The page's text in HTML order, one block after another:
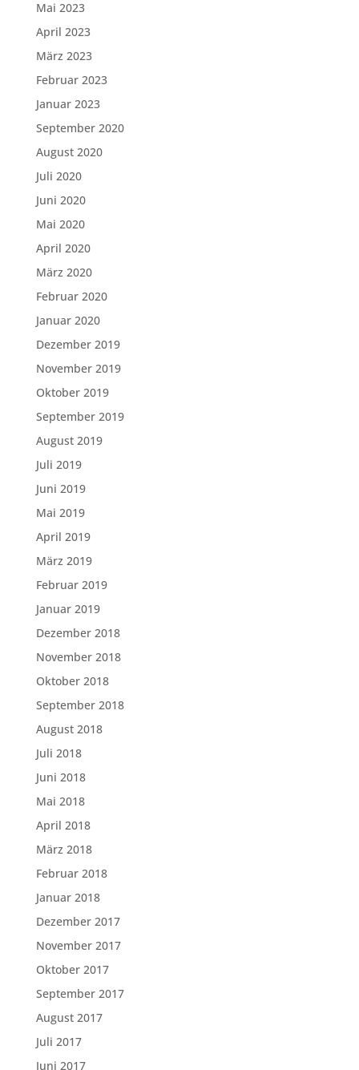
Mai 2023
April 2023
März 2023
Februar 2023
Januar 2023
September 2020
August 2020
Juli 2020
Juni 2020
Mai 2020
April 2020
März 2020
Februar 2020
Januar 2020
Dezember 2019
November 2019
Oktober 2019
September 2019
August 2019
Juli 2019
Juni 2019
Mai 2019
April 2019
März 2019
Februar 2019
Januar 2019
Dezember 2018
November 2018
Oktober 2018
September 2018
August 2018
Juli 2018
Juni 2018
Mai 2018
April 2018
März 2018
Februar 2018
Januar 2018
Dezember 2017
November 2017
Oktober 2017
September 2017
August 2017
Juli 2017
Juni 2017